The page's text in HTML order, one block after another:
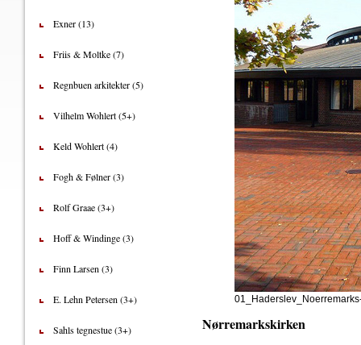
Exner (13)
Friis & Moltke (7)
Regnbuen arkitekter (5)
Vilhelm Wohlert (5+)
Keld Wohlert (4)
Fogh & Følner (3)
Rolf Graae (3+)
Hoff & Windinge (3)
Finn Larsen (3)
E. Lehn Petersen (3+)
Sahls tegnestue (3+) Nørremarkskirken